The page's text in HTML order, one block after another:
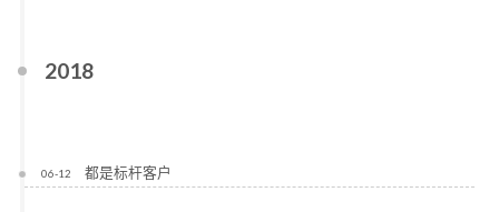
2018
06-12 都是标杆客户